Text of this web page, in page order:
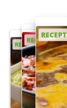
RECEPT
RECEPT
RECEPT